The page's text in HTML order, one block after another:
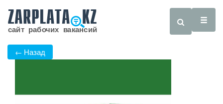
← Назад